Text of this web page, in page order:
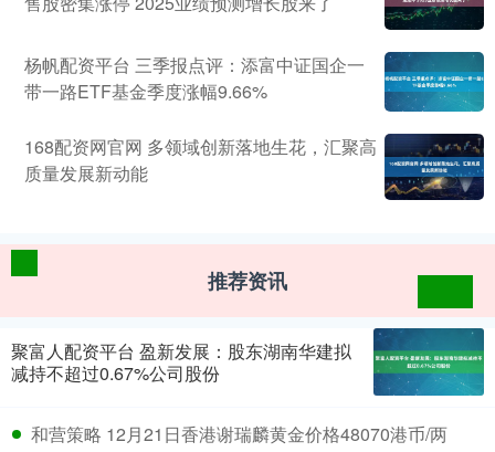
杨帆配资平台 三季报点评：添富中证国企一
带一路ETF基金季度涨幅9.66%
168配资网官网 多领域创新落地生花，汇聚高
质量发展新动能
推荐资讯
聚富人配资平台 盈新发展：股东湖南华建拟
减持不超过0.67%公司股份
和营策略 12月21日香港谢瑞麟黄金价格48070港币/两